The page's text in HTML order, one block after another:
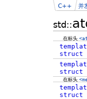
std::
C++ 并
在标头
struct
struct
在标头
struct